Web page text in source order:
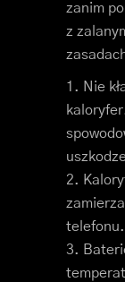
zanim
z
Nie
telefonu.